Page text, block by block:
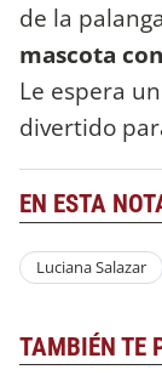
de la
mascota
Le espera
divertido
EN ESTA
Luciana Salazar
TAMBIÉN TE